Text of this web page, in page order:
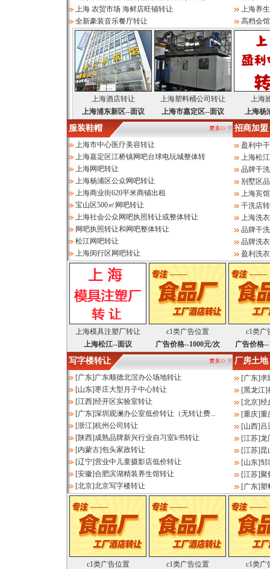
上海 农贸市场 海鲜店旺铺转让
全新豪装音乐餐厅转让
上海养
高档会
上海酒店转让 上海塑料桶公司转让
上海
上海浦东新区--面议
上海市嘉定区--面议 上海杨
服装鞋帽 招商加盟
上海市中心医疗美容转让
上海嘉定区江桥镇网吧台球电玩城整体转
上海网吧转让
上海杨浦区公众网吧转让
上海商业街620平米商铺出租
宝山区500㎡网吧转让
上海社会公众网吧执照转让或整体转让
网吧执照转让和网吧整体转让
松江网吧转让
上海闵行区网吧转让
盈利中
上海松
品牌干
别墅区
上海宾
干洗店
上海洗
品牌干
品牌洗
盈利洗
上海模具注塑厂转让 c1类广告位置
c1类广
上海松江--面议
广告价格--1000元/次 广告价格--
写字楼转让 厂房土地
[广东]广东顺德北滘办公场地转让
[山东]枣庄大型月子中心转让
[江西]经开区实验室转让
[广东]深圳观澜办公室低价转让（无转让费...
[浙江]杭州公司转让
[陕西]成熟品牌新兴行业自习室k书转让
[内蒙古]包头家政转让
[辽宁]营业中儿童摄影店低价转让
[安徽]合肥滨湖精装养生馆转让
[北京]北京写字楼转让
[广东]求
[黑龙江]
[北京]经
[重庆]重
[山西]吕
[江苏]龙
[江苏]昆
[山东]邹
[江苏]聚
[广东]塑
c1类广告位置 c1类广告位置 c1类广